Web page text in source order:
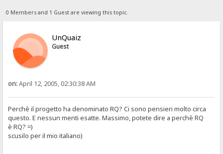
0 Members and 1 Guest are viewing this topic.
UnQuaiz
Guest
on:April 12, 2005, 02:30:38 AM
Perchè il progetto ha denominato RQ? Ci sono pensieri molto circa
questo. E nessun menti esatte. Massimo, potete dire a perchè RQ
è RQ? =)
scusilo per il mio italiano)